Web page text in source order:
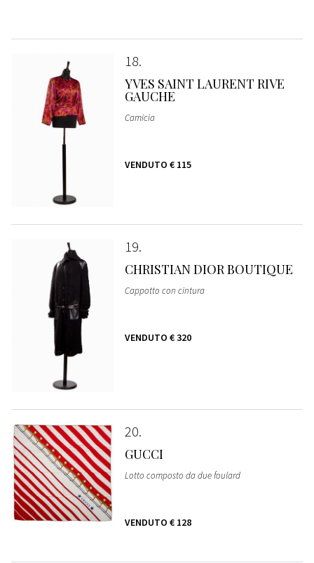
18
YVES SAINT LAURENT RIVE
GAUCHE
Camicia
VENDUTO € 115
19
CHRISTIAN DIOR BOUTIQUE
Cappotto con cintura
VENDUTO € 320
20
GUCCI
Lotto composto da due foulard
VENDUTO € 128